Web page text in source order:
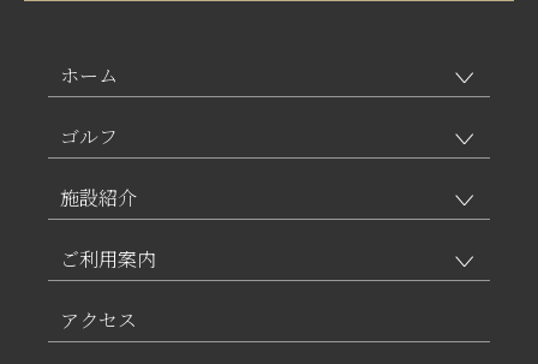
ホーム
ゴルフ
施設紹介
ご利用案内
アクセス